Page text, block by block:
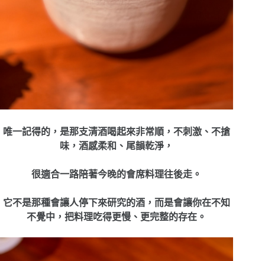
唯一記得的，是那支清酒喝起來非常順，不刺激、不搶
味，酒感柔和、尾韻乾淨，
很適合一路陪著今晚的會席料理往後走。
它不是那種會讓人停下來研究的酒，而是會讓你在不知
不覺中，把料理吃得更慢、更完整的存在。